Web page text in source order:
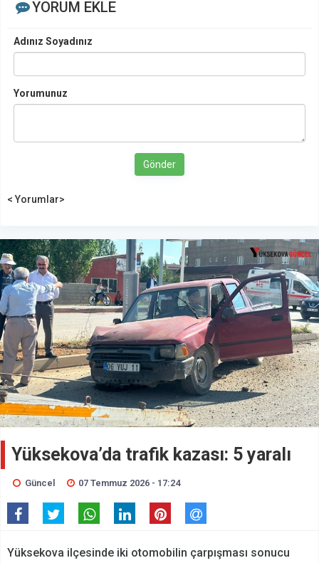
YORUM EKLE
Adınız Soyadınız
Yorumunuz
Gönder
< Yorumlar>
Yüksekova’da trafik kazası: 5 yaralı
Güncel 07 Temmuz 2026 - 17:24
Yüksekova ilçesinde iki otomobilin çarpışması sonucu